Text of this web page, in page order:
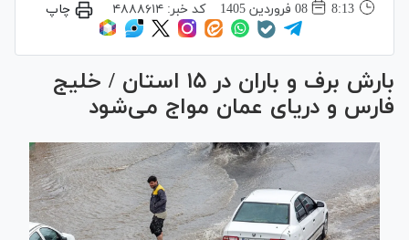
8:13
08 فروردين 1405 کد خبر: ۴۸۸۸۶۱۴ چاپ
بارش برف و باران در ۱۵ استان / خلیج
فارس و دریای عمان مواج می‌شود